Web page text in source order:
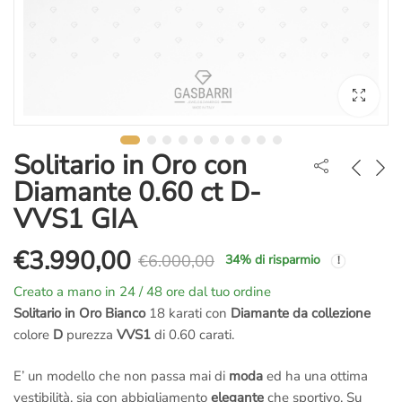
Solitario in Oro con
Diamante 0.60 ct D-
VVS1 GIA
€6.000,00
Il
prezzo
€3.990,00
Il
prezzo
34% di risparmio
Creato a mano in 24 / 48 ore dal tuo ordine
Solitario in Oro Bianco18 karati con Diamante da collezione
colore D purezza VVS1 di 0.60 carati.
E’ un modello che non passa mai di moda ed ha una ottima
vestibilità, sia con abbigliamento elegante che sportivo. Su